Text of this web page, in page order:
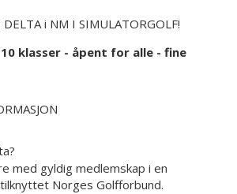
DELTA i NM I SIMULATORGOLF!
klasser - åpent for alle - fine
med gyldig medlemskap i en
Norges Golfforbund.